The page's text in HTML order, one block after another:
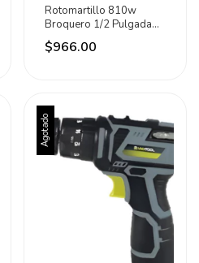
Rotomartillo 810w
Broquero 1/2 Pulgada
Marca Surtek Negro 60
Hz
$966.00
Agotado